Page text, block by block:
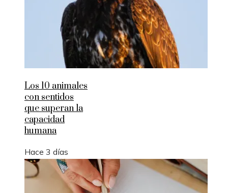
Los 10 animales
con sentidos
que superan la
capacidad
humana
Hace 3 días